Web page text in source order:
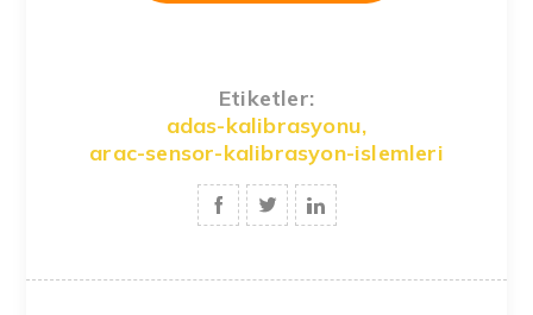
Etiketler:
adas-kalibrasyonu,
arac-sensor-kalibrasyon-islemleri